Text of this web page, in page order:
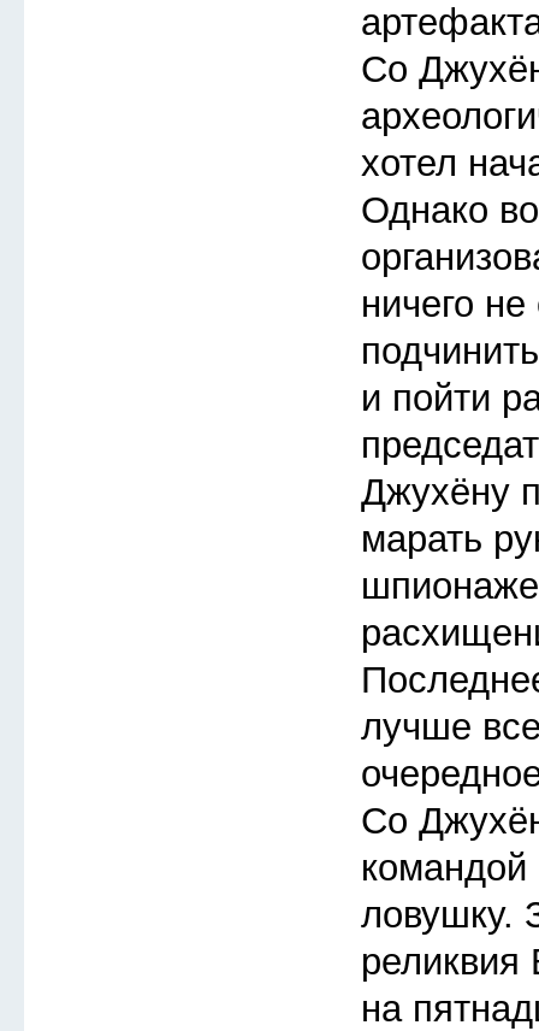
Со
хотел
Однако
ничего
и пойти
Джухёну
марать
лучше
Со
ловушку.
реликвия
на